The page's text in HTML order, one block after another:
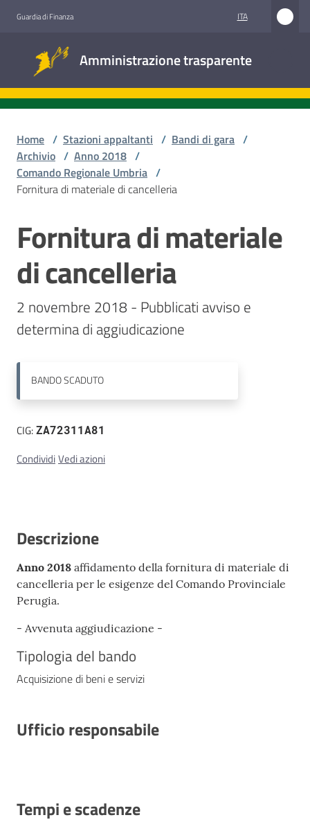
Guardia di Finanza ITA
Amministrazione trasparente
trasparente
Accesso
Stazioni
appaltanti
Home / Stazioni appaltanti / Bandi di gara /
Archivio / Anno 2018 /
Comando Regionale Umbria /
Fornitura di materiale di cancelleria
Salta al contenuto
Fornitura di materiale
di cancelleria
2 novembre 2018 - Pubblicati avviso e
BANDOSCADUTO
CIG:ZA72311A81
CondividiVedi azioni
Descrizione
Anno 2018 affidamento della fornitura di materiale di
cancelleria per le esigenze del Comando Provinciale
Perugia.
- Avvenuta aggiudicazione -
Tipologia del bando
Acquisizione di beni e servizi
Ufficio responsabile
Tempi e scadenze